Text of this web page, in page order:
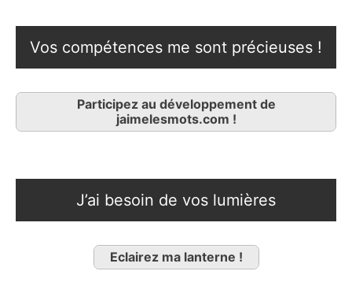
Vos compétences me sont précieuses !
Participez au développement de
jaimelesmots.com !
J’ai besoin de vos lumières
Eclairez ma lanterne !